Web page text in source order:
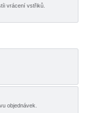
vrácení vstřiků.
objednávek.